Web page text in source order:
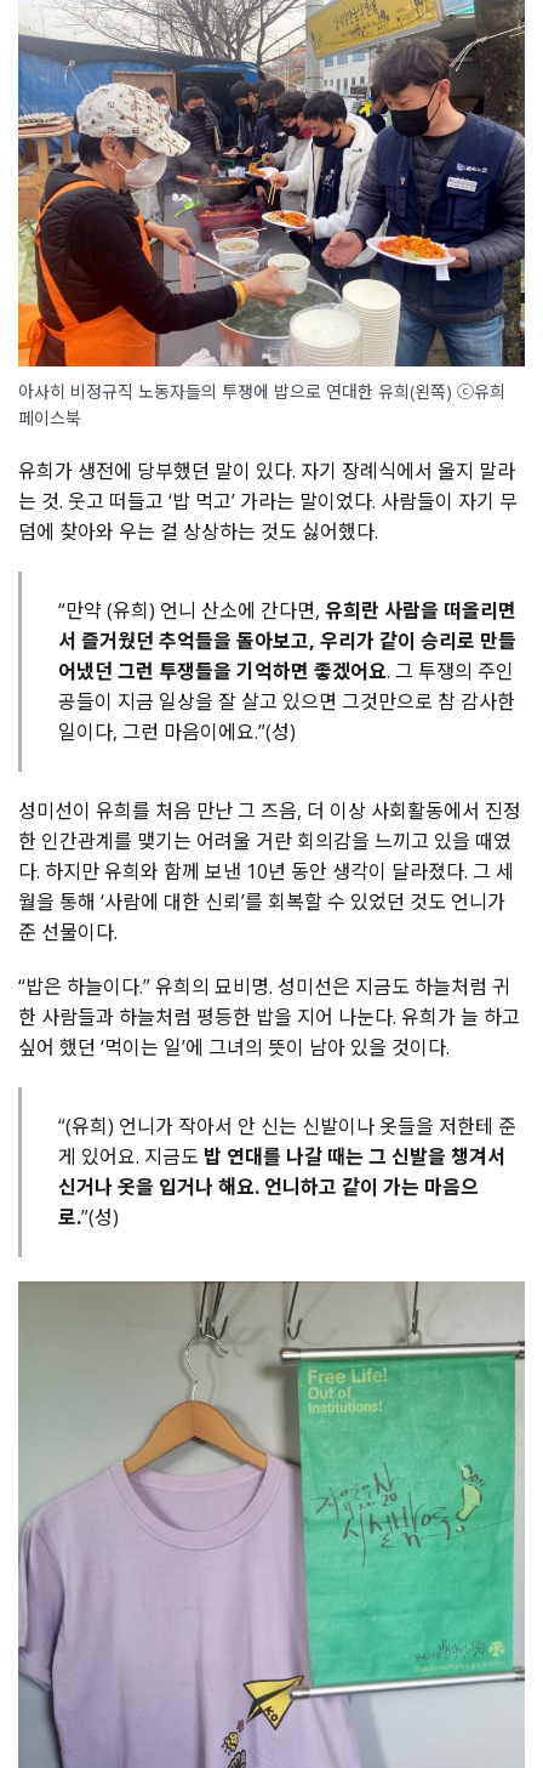
아사히 비정규직 노동자들의 투쟁에 밥으로 연대한 유희(왼쪽) ⓒ유희
페이스북
유희가 생전에 당부했던 말이 있다. 자기 장례식에서 울지 말라
는 것. 웃고 떠들고 ‘밥 먹고’ 가라는 말이었다. 사람들이 자기 무
덤에 찾아와 우는 걸 상상하는 것도 싫어했다.
“만약 (유희) 언니 산소에 간다면, 유희란 사람을 떠올리면
서 즐거웠던 추억들을 돌아보고, 우리가 같이 승리로 만들
어냈던 그런 투쟁들을 기억하면 좋겠어요. 그 투쟁의 주인
공들이 지금 일상을 잘 살고 있으면 그것만으로 참 감사한
일이다, 그런 마음이에요.”(성)
성미선이 유희를 처음 만난 그 즈음, 더 이상 사회활동에서 진정
한 인간관계를 맺기는 어려울 거란 회의감을 느끼고 있을 때였
다. 하지만 유희와 함께 보낸 10년 동안 생각이 달라졌다. 그 세
월을 통해 ‘사람에 대한 신뢰’를 회복할 수 있었던 것도 언니가
준 선물이다.
“밥은 하늘이다.” 유희의 묘비명. 성미선은 지금도 하늘처럼 귀
한 사람들과 하늘처럼 평등한 밥을 지어 나눈다. 유희가 늘 하고
싶어 했던 ‘먹이는 일’에 그녀의 뜻이 남아 있을 것이다.
“(유희) 언니가 작아서 안 신는 신발이나 옷들을 저한테 준
게 있어요. 지금도 밥 연대를 나갈 때는 그 신발을 챙겨서
신거나 옷을 입거나 해요. 언니하고 같이 가는 마음으
로.”(성)